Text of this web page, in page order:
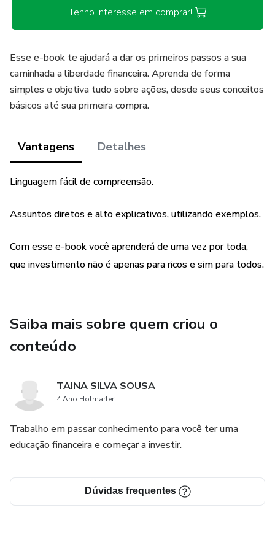
Tenho interesse em comprar!
Esse e-book te ajudará a dar os primeiros passos a sua
caminhada a liberdade financeira. Aprenda de forma
simples e objetiva tudo sobre ações, desde seus conceitos
básicos até sua primeira compra.
Vantagens Detalhes
Linguagem fácil de compreensão.
Assuntos diretos e alto explicativos, utilizando exemplos.
Com esse e-book você aprenderá de uma vez por toda,
que investimento não é apenas para ricos e sim para todos.
Saiba mais sobre quem criou o
conteúdo
TAINA SILVA SOUSA
4 Ano Hotmarter
Trabalho em passar conhecimento para você ter uma
educação financeira e começar a investir.
Dúvidas frequentes